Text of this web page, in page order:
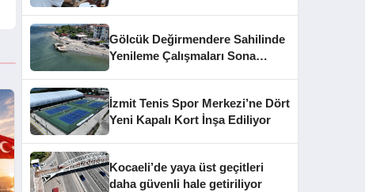
Gölcük Değirmendere Sahilinde
Yenileme Çalışmaları Sona
İzmit Tenis Spor Merkezi’ne Dört
Yeni Kapalı Kort İnşa Ediliyor
Kocaeli’de yaya üst geçitleri
daha güvenli hale getiriliyor